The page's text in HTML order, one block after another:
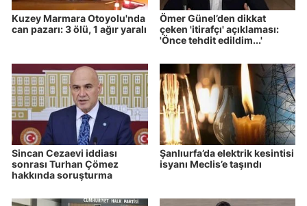
Kuzey Marmara Otoyolu'nda
can pazarı: 3 ölü, 1 ağır yaralı
Ömer Günel’den dikkat
çeken 'itirafçı' açıklaması:
'Önce tehdit edildim...'
Sincan Cezaevi iddiası
sonrası Turhan Çömez
hakkında soruşturma
Şanlıurfa’da elektrik kesintisi
isyanı Meclis’e taşındı